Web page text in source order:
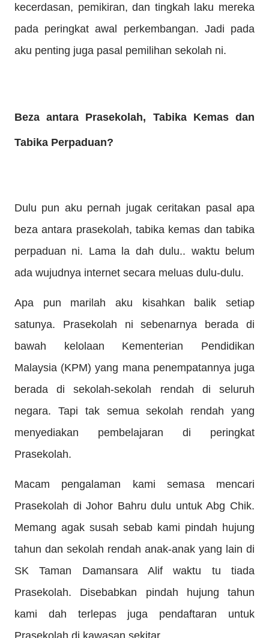
kecerdasan, pemikiran, dan tingkah laku mereka
pada peringkat awal perkembangan. Jadi pada
aku penting juga pasal pemilihan sekolah ni.
Beza antara Prasekolah, Tabika Kemas dan
Tabika Perpaduan?
Dulu pun aku pernah jugak ceritakan pasal apa
beza antara prasekolah, tabika kemas dan tabika
perpaduan ni. Lama la dah dulu.. waktu belum
ada wujudnya internet secara meluas dulu-dulu.
Apa pun marilah aku kisahkan balik setiap
satunya. Prasekolah ni sebenarnya berada di
bawah kelolaan Kementerian Pendidikan
Malaysia (KPM) yang mana penempatannya juga
berada di sekolah-sekolah rendah di seluruh
negara. Tapi tak semua sekolah rendah yang
menyediakan pembelajaran di peringkat
Prasekolah.
Macam pengalaman kami semasa mencari
Prasekolah di Johor Bahru dulu untuk Abg Chik.
Memang agak susah sebab kami pindah hujung
tahun dan sekolah rendah anak-anak yang lain di
SK Taman Damansara Alif waktu tu tiada
Prasekolah. Disebabkan pindah hujung tahun
kami dah terlepas juga pendaftaran untuk
Prasekolah di kawasan sekitar.